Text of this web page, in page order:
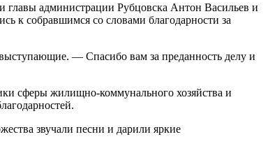
главы администрации Рубцовска Антон Васильев и
к собравшимся со словами благодарности за
— Спасибо вам за преданность делу и
сферы жилищно-коммунального хозяйства и
звучали песни и дарили яркие